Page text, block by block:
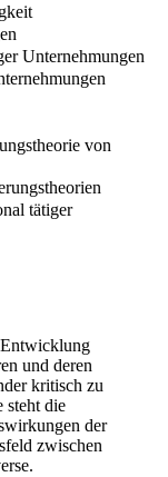
Unternehmungen
von
tätiger
und deren
kritisch zu
steht die
der
zwischen